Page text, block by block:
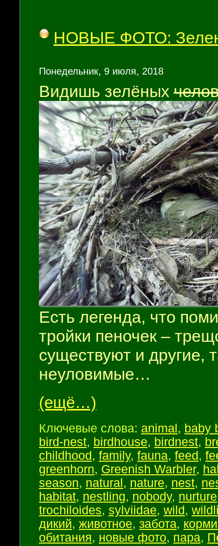
НОВЫЕ ФОТО:
Понедельник, 9 июля, 2018
Видишь зелёных
Есть легенда, что
тройки пеночек –
существуют и другие,
неуловимые…
(ещё…)
Ключевые слова: animal , baby
bird-nest, birdhouse, birdnest,
childhood , family, fauna, feed ,
greenhorn, Greenish Warbler,
season, natural , nature, nest,
habitat, nestling, nobody, nurture
trochiloides, sylviidae, wild ,
дикий, животное, забота,
обитания, новые фото, пара,